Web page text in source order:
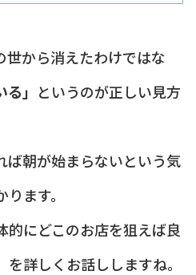
世から消えたわけではな
」 というのが正しい見方
ば朝が始まらないという気
ます。
的にどこのお店を狙えば良
詳しくお話ししますね。